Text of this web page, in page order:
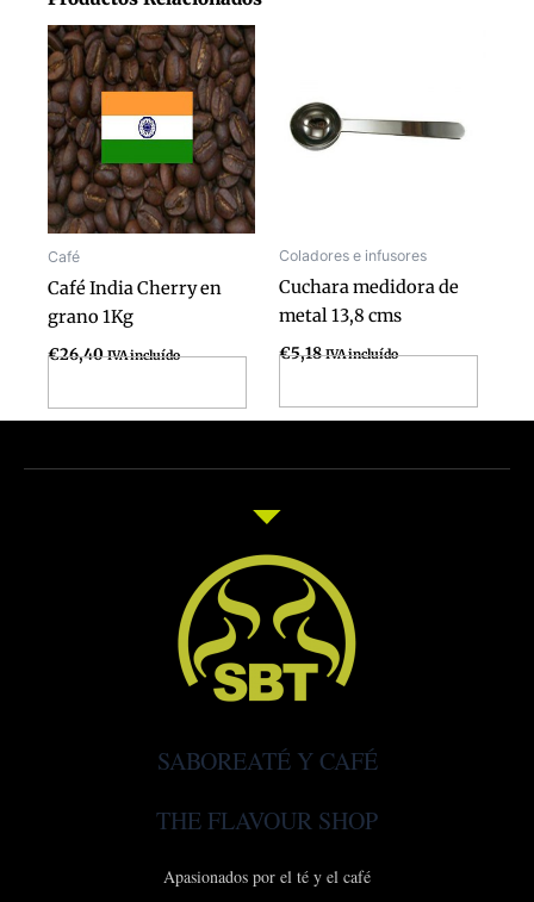
Café
Café India Cherry en
grano 1Kg
€26,40 IVA incluído
Coladores e infusores
Cuchara medidora de
metal 13,8 cms
€5,18 IVA incluído
SABOREATÉ Y CAFÉ
THE FLAVOUR SHOP
Apasionados por el té y el café